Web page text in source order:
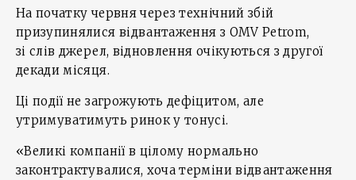
На початку червня через технічний збій
призупинялися відвантаження з OMV Petrom,
зі слів джерел, відновлення очікуються з другої
декади місяця.
Ці події не загрожують дефіцитом, але
утримуватимуть ринок у тонусі.
«Великі компанії в цілому нормально
законтрактувалися, хоча терміни відвантаження